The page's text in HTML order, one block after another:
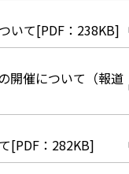
いて[PDF：238KB]
開催について（報道
[PDF：282KB]